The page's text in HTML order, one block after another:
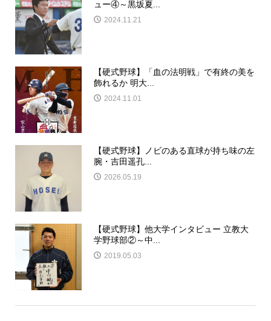
ュー④～黒坂夏...
2024.11.21
【硬式野球】「血の法明戦」で有終の美を
飾れるか 明大...
2024.11.01
【硬式野球】ノビのある直球が持ち味の左
腕・吉田遥孔...
2026.05.19
【硬式野球】他大学インタビュー 立教大
学野球部②～中...
2019.05.03